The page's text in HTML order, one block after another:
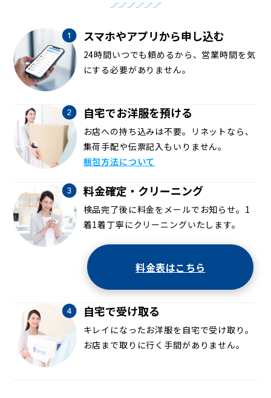
スマホやアプリから申し込む
24時間いつでも頼めるから、営業時間を気
にする必要がありません。
自宅でお洋服を預ける
お店への持ち込みは不要。リネットなら、
集荷手配や伝票記入もいりません。
梱包方法について
料金確定・クリーニング
検品完了後に料金をメールでお知らせ。1
着1着丁寧にクリーニングいたします。
料金表はこちら
自宅で受け取る
キレイになったお洋服を自宅で受け取り。
お店まで取りに行く手間がありません。